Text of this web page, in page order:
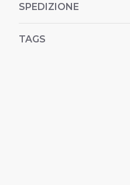
SPEDIZIONE
TAGS